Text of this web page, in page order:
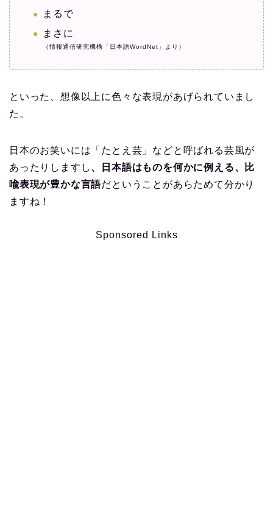
まるで
まさに
（情報通信研究機構「日本語WordNet」より）
といった、想像以上に色々な表現があげられていまし
た。
日本のお笑いには「たとえ芸」などと呼ばれる芸風が
あったりしますし、日本語はものを何かに例える、比
喩表現が豊かな言語だということがあらためて分かり
ますね！
Sponsored Links